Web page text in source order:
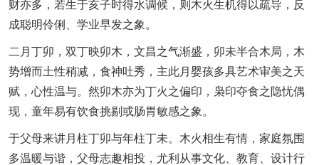
财亦多，若生于亥子时得水调候，则木火生机得以疏导，反
成聪明伶俐、学业早发之象。
二月丁卯，双丁映卯木，文昌之气渐盛，卯未半合木局，木
势增而土性稍减，食神吐秀，主此月婴孩多具艺术审美之天
赋，心性温与。然卯木亦为丁火之偏印，枭印夺食之隐忧偶
现，童年易有饮食挑剔或肠胃敏感之象。
于父母来讲月柱丁卯与年柱丁未。木火相生有情，家庭氛围
多温暖与谐，父母志趣相投，尤利从事文化、教育、设计行